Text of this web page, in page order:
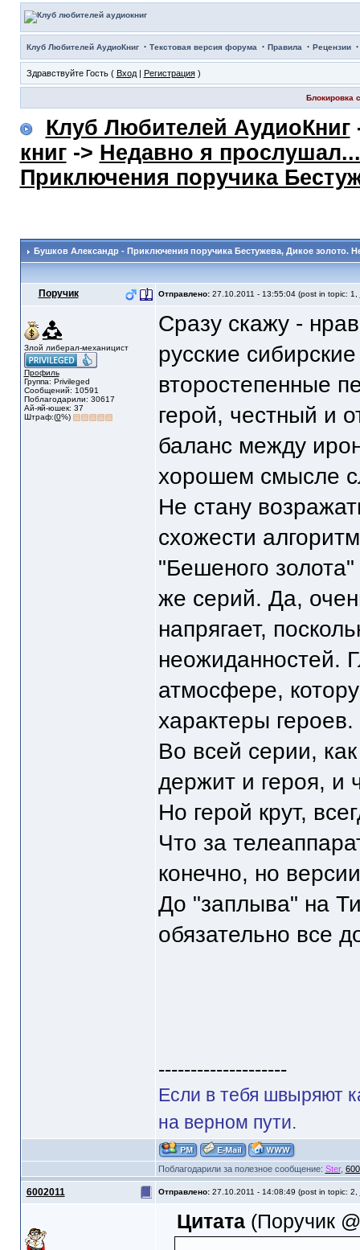
Клуб Любителей АудиоКниг· Текстовая версия форума · Правила · Рецензии
Здравствуйте Гость ( Вход| Регистрация)
Блокировка
Клуб Любителей АудиоКниг
книг-> Недавно я прослушал...
Приключения поручика
Бушков Александр - Приключения поручика Бестужева, Дикое золото.
Поручик Отправлено: 27.10.2011 - 13:55:04 (post in topic: 1,
Злой либерал-механицист
Профиль
Группа: Privileged
Сообщений: 10591
Поблагодарили: 30617
Ай-яй-юшек: 37
Штраф:(0%)
Сразу скажу -
русские
второстепенные
герой, честный и
баланс между
хорошем смысле
Не стану
схожести
"Бешеного
же серий. Да,
напрягает,
неожиданностей.
атмосфере,
характеры героев.
Во всей серии,
держит и героя, и
Но герой крут,
Что за
конечно, но
До "заплыва" на
обязательно все
--------------------
Если в тебя швыряют
на верном пути.
Поблагодарили за полезное сообщение: Ster,
6002011 Отправлено: 27.10.2011 - 14:08:49 (post in topic: 2,
Цитата(Поручик